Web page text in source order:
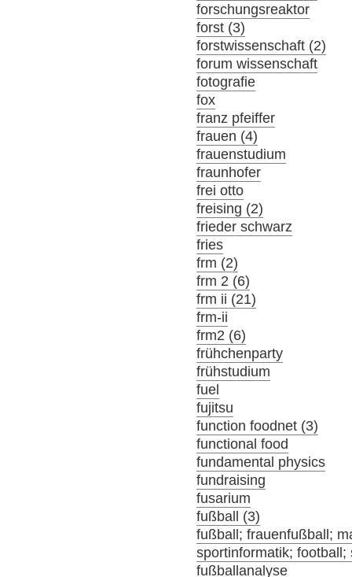
forschungsreaktor
forst (3)
forstwissenschaft (2)
forum wissenschaft
fotografie
fox
franz pfeiffer
frauen (4)
frauenstudium
fraunhofer
frei otto
freising (2)
frieder schwarz
fries
frm (2)
frm 2 (6)
frm ii (21)
frm-ii
frm2 (6)
frühchenparty
frühstudium
fuel
fujitsu
function foodnet (3)
functional food
fundamental physics
fundraising
fusarium
fußball (3)
fußball; frauenfußball;
sportinformatik; football;
fußballanalyse